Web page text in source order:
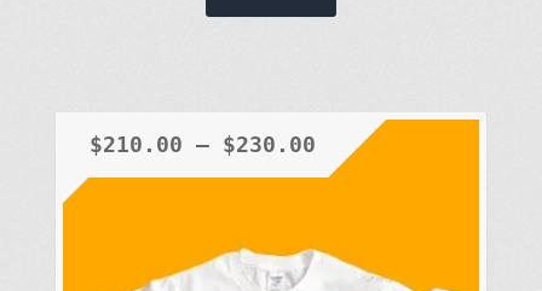
款
在
$210.00 – $230.00